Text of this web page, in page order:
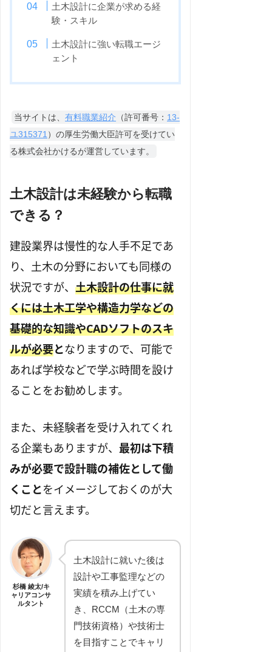
土木設計に企業が求める経
験・スキル
土木設計に強い転職エージ
ェント
当サイトは、有料職業紹介 （許可番号： 13-
ユ315371 ）の厚生労働大臣許可を受けてい
る株式会社かけるが運営しています。
土木設計は未経験から転職
できる？
建設業界は慢性的な人手不足であ
り、土木の分野においても同様の
状況ですが、 土木設計の仕事に就
くには土木工学や構造力学などの
基礎的な知識やCADソフトのスキ
ルが必要となりますので、可能で
あれば学校などで学ぶ時間を設け
ることをお勧めします。
また、未経験者を受け入れてくれ
る企業もありますが、 最初は下積
みが必要で設計職の補佐として働
くことをイメージしておくのが大
切だと言えます。
杉橋 綾太/キ
ャリアコンサ
ルタント
土木設計に就いた後は
設計や工事監理などの
実績を積み上げてい
き、RCCM（土木の専
門技術資格）や技術士
を目指すことでキャリ